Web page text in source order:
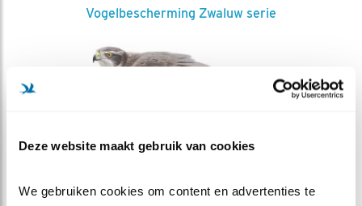
Deze website maakt gebruik van cookies
We gebruiken cookies om content en advertenties te
Vogelbescherming Zwaluw serie